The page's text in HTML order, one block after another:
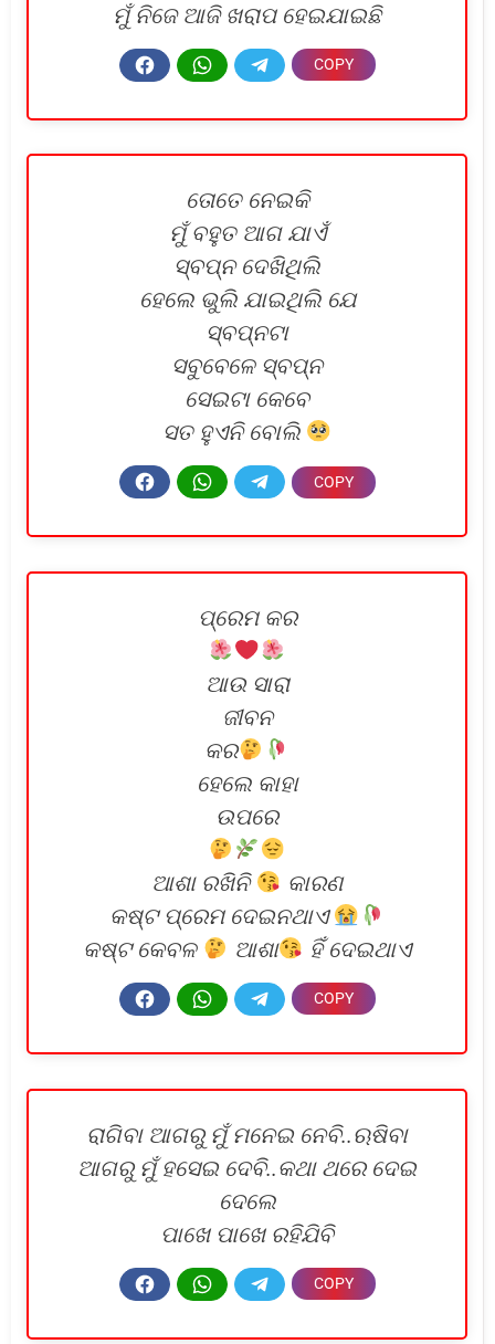
ମୁଁ ନିଜେ ଆଜି ଖରାପ ହେଇଯାଇଛି
ତୋତେ ନେଇକି
ମୁଁ ବହୁତ ଆଗ ଯାଏଁ
ସ୍ବପ୍ନ ଦେଖିଥିଲି
ହେଲେ ଭୁଲି ଯାଇଥିଲି ଯେ
ସ୍ବପ୍ନଟା
ସବୁବେଳେ ସ୍ବପ୍ନ
ସେଇଟା କେବେ
ସତ ହୁଏନି ବୋଲି
ପ୍ରେମ କର
ଆଉ ସାରା
ଜୀବନ
କର
ହେଲେ କାହା
ଉପରେ
ଆଶା ରଖିନି
କାରଣ
କଷ୍ଟ ପ୍ରେମ ଦେଇନଥାଏ
କଷ୍ଟ କେବଳ
ଆଶା ହିଁ ଦେଇଥାଏ
ରାଗିବା ଆଗରୁ ମୁଁ ମନେଇ ନେବି..ଋଷିବା
ଆଗରୁ ମୁଁ ହସେଇ ଦେବି..କଥା ଥରେ ଦେଇ
ଦେଲେ
ପାଖେ ପାଖେ ରହିଯିବି